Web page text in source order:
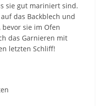
sie gut mariniert sind.
das Backblech und
sie im Ofen
das Garnieren mit
letzten Schliff!